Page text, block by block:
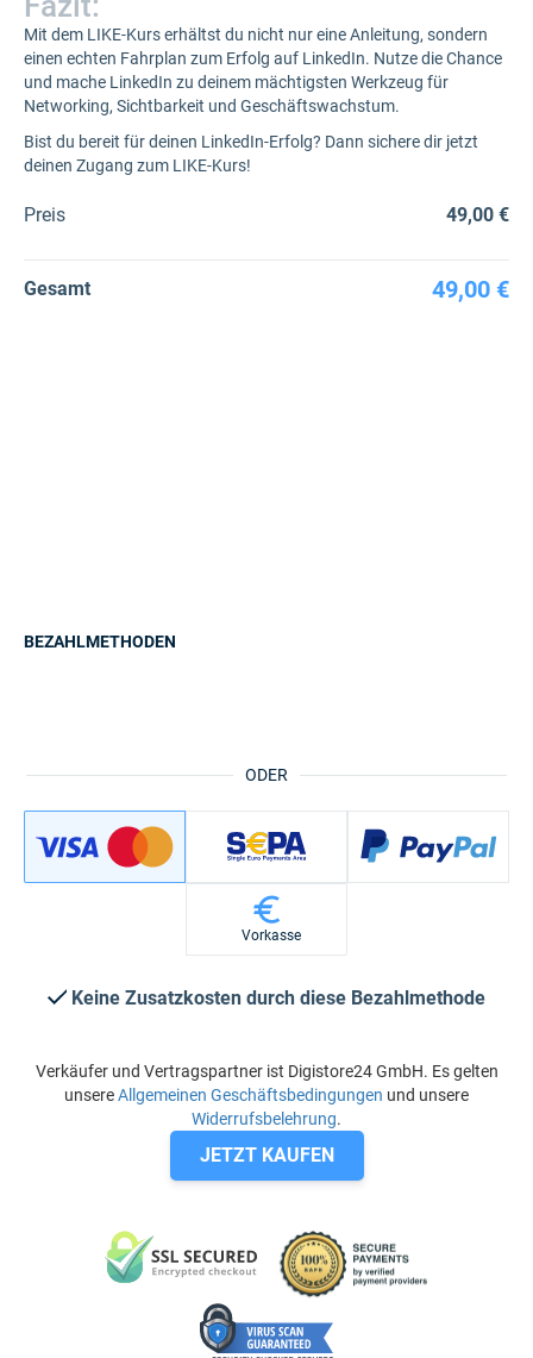
Mit dem LIKE-Kurs erhältst du nicht nur eine Anleitung, sondern
einen echten Fahrplan zum Erfolg auf LinkedIn. Nutze die Chance
und mache LinkedIn zu deinem mächtigsten Werkzeug für
Networking, Sichtbarkeit und Geschäftswachstum.
Bist du bereit für deinen LinkedIn-Erfolg? Dann sichere dir jetzt
deinen Zugang zum LIKE-Kurs!
Preis 49,00 €
Gesamt 49,00 €
ODER
BEZAHLMETHODEN
Vorkasse
Keine Zusatzkosten durch diese Bezahlmethode
Verkäufer und Vertragspartner ist Digistore24 GmbH. Es gelten
unsereAllgemeinen Geschäftsbedingungen und unsere
Widerrufsbelehrung.
JETZT KAUFEN